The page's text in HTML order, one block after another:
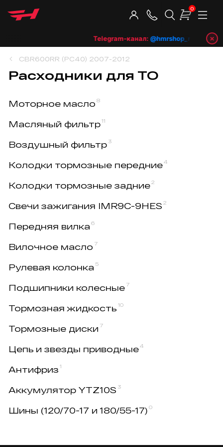
0
Telegram-канал: @hmrshop_ru 👈 ×
CBR600RR (PC40) 2007-2012
Расходники для ТО
Моторное масло 8
Масляный фильтр11
Воздушный фильтр 3
Колодки тормозные передние4
Колодки тормозные задние2
Свечи зажигания IMR9C-9HES 2
Передняя вилка 6
Вилочное масло 7
Рулевая колонка 5
Подшипники колесные 7
Тормозная жидкость 10
Тормозные диски 7
Цепь и звезды приводные4
Антифриз 1
Аккумулятор YTZ10S 3
Шины (120/70-17 и 180/55-17) 0